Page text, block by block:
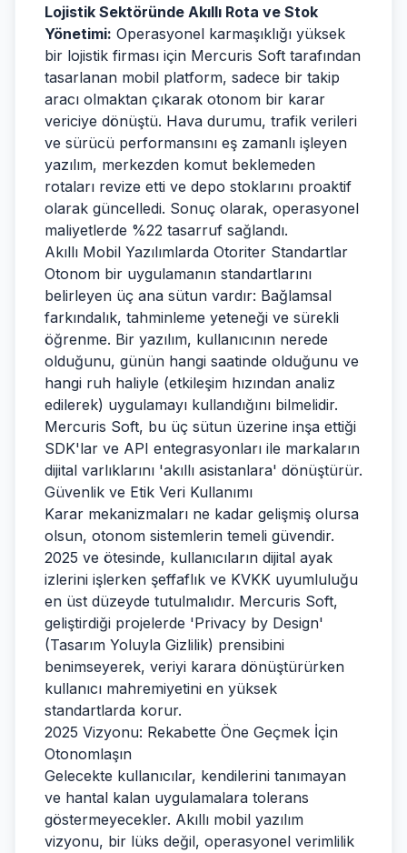
Lojistik Sektöründe Akıllı Rota ve Stok
Yönetimi: Operasyonel karmaşıklığı yüksek
bir lojistik firması için Mercuris Soft tarafından
tasarlanan mobil platform, sadece bir takip
aracı olmaktan çıkarak otonom bir karar
vericiye dönüştü. Hava durumu, trafik verileri
ve sürücü performansını eş zamanlı işleyen
yazılım, merkezden komut beklemeden
rotaları revize etti ve depo stoklarını proaktif
olarak güncelledi. Sonuç olarak, operasyonel
maliyetlerde %22 tasarruf sağlandı.
Akıllı Mobil Yazılımlarda Otoriter Standartlar
Otonom bir uygulamanın standartlarını
belirleyen üç ana sütun vardır: Bağlamsal
farkındalık, tahminleme yeteneği ve sürekli
öğrenme. Bir yazılım, kullanıcının nerede
olduğunu, günün hangi saatinde olduğunu ve
hangi ruh haliyle (etkileşim hızından analiz
edilerek) uygulamayı kullandığını bilmelidir.
Mercuris Soft, bu üç sütun üzerine inşa ettiği
SDK'lar ve API entegrasyonları ile markaların
dijital varlıklarını 'akıllı asistanlara' dönüştürür.
Güvenlik ve Etik Veri Kullanımı
Karar mekanizmaları ne kadar gelişmiş olursa
olsun, otonom sistemlerin temeli güvendir.
2025 ve ötesinde, kullanıcıların dijital ayak
izlerini işlerken şeffaflık ve KVKK uyumluluğu
en üst düzeyde tutulmalıdır. Mercuris Soft,
geliştirdiği projelerde 'Privacy by Design'
(Tasarım Yoluyla Gizlilik) prensibini
benimseyerek, veriyi karara dönüştürürken
kullanıcı mahremiyetini en yüksek
standartlarda korur.
2025 Vizyonu: Rekabette Öne Geçmek İçin
Otonomlaşın
Gelecekte kullanıcılar, kendilerini tanımayan
ve hantal kalan uygulamalara tolerans
göstermeyecekler. Akıllı mobil yazılım
vizyonu, bir lüks değil, operasyonel verimlilik